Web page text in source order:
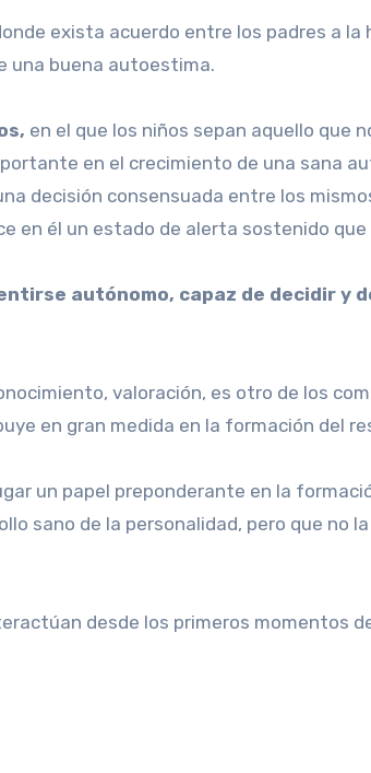
exista acuerdo entre los padres a la
una buena autoestima.
en el que los niños sepan aquello que
en el crecimiento de una sana
decisión consensuada entre los
en él un estado de alerta sostenido
autónomo, capaz de decidir y
valoración, es otro de los
en gran medida en la formación del
un papel preponderante en la
sano de la personalidad, pero que no
desde los primeros momentos